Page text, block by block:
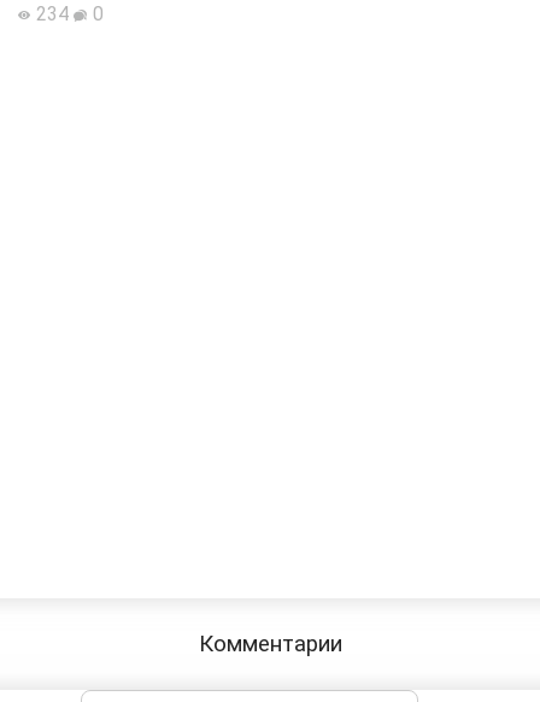
234 0
Комментарии